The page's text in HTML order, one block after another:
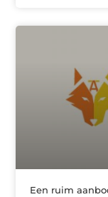
Een ruim